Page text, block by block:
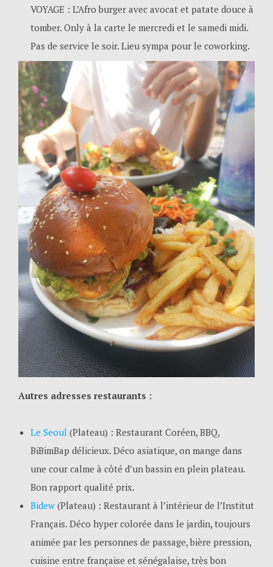
VOYAGE : L’Afro burger avec avocat et patate douce à
tomber. Only à la carte le mercredi et le samedi midi.
Pas de service le soir. Lieu sympa pour le coworking.
Autres adresses restaurants :
Le Seoul (Plateau) : Restaurant Coréen, BBQ,
BiBimBap délicieux. Déco asiatique, on mange dans
une cour calme à côté d’un bassin en plein plateau.
Bon rapport qualité prix.
Bidew(Plateau) : Restaurant à l’intérieur de l’Institut
Français. Déco hyper colorée dans le jardin, toujours
animée par les personnes de passage, bière pression,
cuisine entre française et sénégalaise, très bon